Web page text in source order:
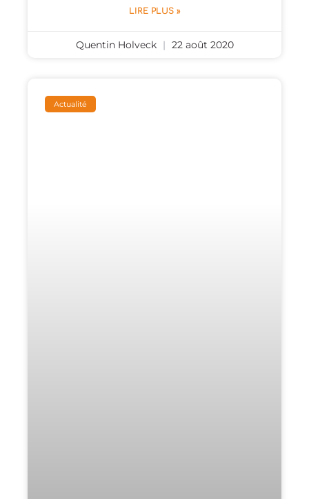
LIRE PLUS »
Quentin Holveck 22 août 2020
Actualité